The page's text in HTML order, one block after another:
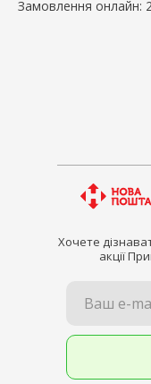
Замовлення онлайн:
Хочете
акції
Ваш e-